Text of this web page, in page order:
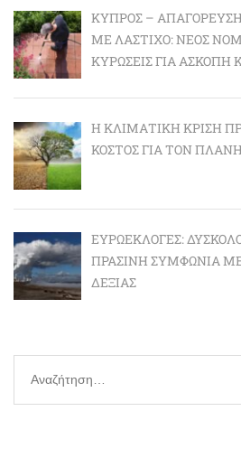
ΚΎΠΡΟΣ –
ΜΕ ΛΆΣΤΙΧΟ: ΝΈΟΣ
ΚΥΡΏΣΕΙΣ ΓΙΑ ΆΣΚΟΠΗ
Η ΚΛΙΜΑΤΙΚΉ ΚΡΊΣΗ
ΚΌΣΤΟΣ ΓΙΑ ΤΟΝ
ΕΥΡΩΕΚΛΟΓΈΣ:
ΠΡΆΣΙΝΗ ΣΥΜΦΩΝΊΑ
ΔΕΞΙΆΣ
Αναζήτηση
για: